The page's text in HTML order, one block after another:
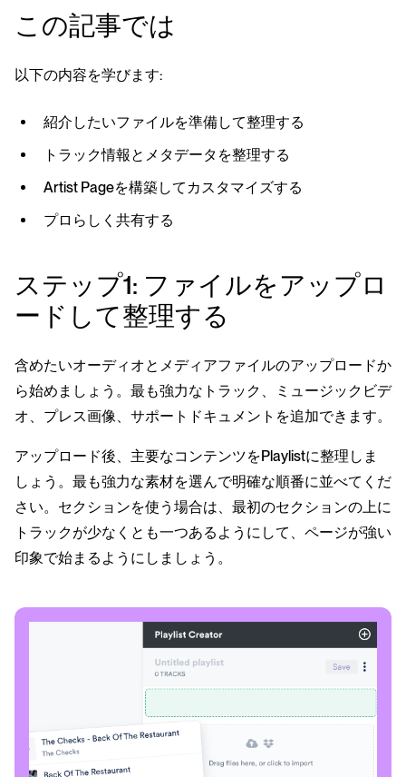
この記事では
以下の内容を学びます:
紹介したいファイルを準備して整理する
トラック情報とメタデータを整理する
Artist Pageを構築してカスタマイズする
プロらしく共有する
ステップ1: ファイルをアップロ
ードして整理する
含めたいオーディオとメディアファイルのアップロードか
ら始めましょう。最も強力なトラック、ミュージックビデ
オ、プレス画像、サポートドキュメントを追加できます。
アップロード後、主要なコンテンツをPlaylistに整理しま
しょう。最も強力な素材を選んで明確な順番に並べてくだ
さい。セクションを使う場合は、最初のセクションの上に
トラックが少なくとも一つあるようにして、ページが強い
印象で始まるようにしましょう。